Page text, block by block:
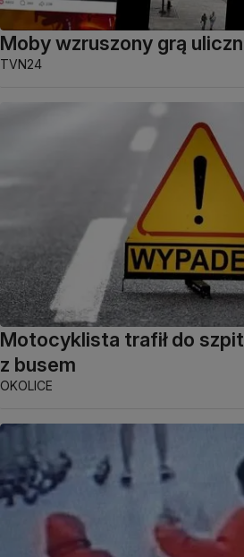
Moby wzruszony grą
TVN24
Motocyklista trafił do
z busem
OKOLICE